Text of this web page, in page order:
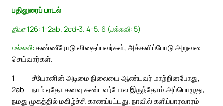
பதிலுரைப் பாடல்
திபா 126: 1-2ab. 2cd-3. 4-5. 6 (பல்லவி: 5)
பல்லவி: கண்ணீரோடு விதைப்பவர்கள், அக்களிப்போடு அறுவடை
செய்வார்கள்.
1
சீயோனின் அடிமை நிலையை ஆண்டவர் மாற்றினபோது,
நாம் ஏதோ கனவு கண்டவர்போல இருந்தோம்.
2ab
அப்பொழுது,
நமது முகத்தில் மகிழ்ச்சி காணப்பட்டது. நாவில் களிப்பாரவாரம்